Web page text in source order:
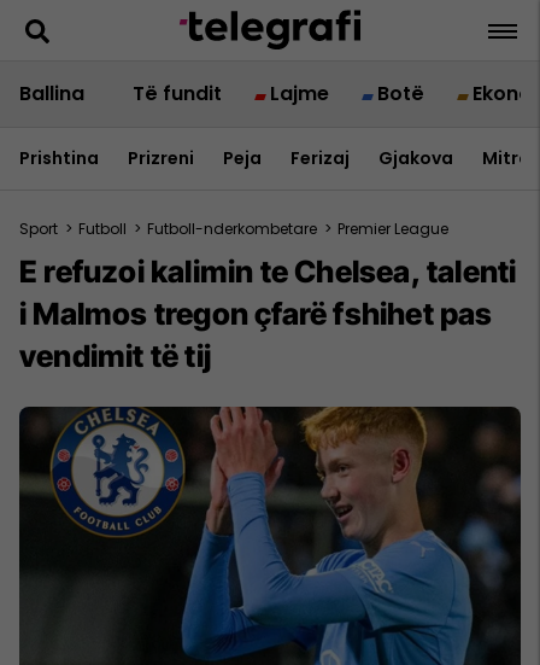
Ballina Të fundit Lajme Botë
Prishtina Prizreni Peja Ferizaj Gjakova
Sport > Futboll > Futboll-nderkombetare > Premier League
E refuzoi kalimin te Chelsea, talenti
i Malmos tregon çfarë fshihet pas
vendimit të tij